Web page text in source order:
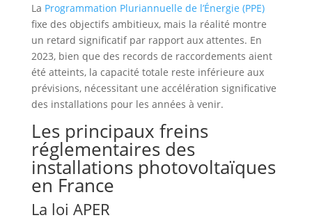
La Programmation Pluriannuelle de l’Énergie (PPE)
fixe des objectifs ambitieux, mais la réalité montre
un retard significatif par rapport aux attentes. En
2023, bien que des records de raccordements aient
été atteints, la capacité totale reste inférieure aux
prévisions, nécessitant une accélération significative
des installations pour les années à venir.
Les principaux freins
réglementaires des
installations photovoltaïques
en France
La loi APER